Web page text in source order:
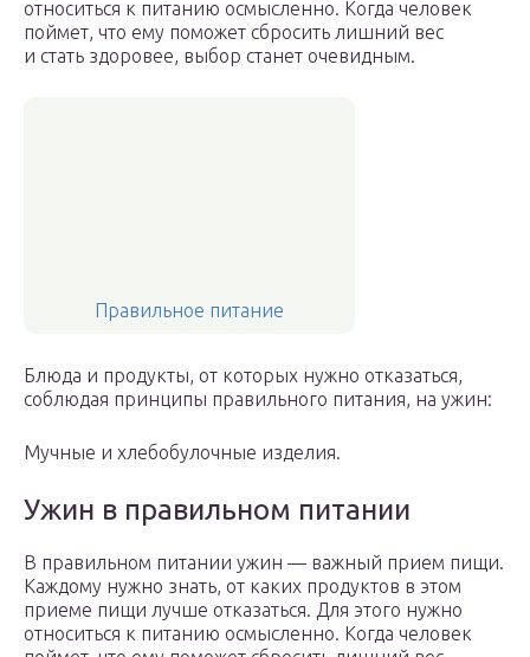
относиться к питанию осмысленно. Когда человек
поймет, что ему поможет сбросить лишний вес
и стать здоровее, выбор станет очевидным.
Правильное питание
Блюда и продукты, от которых нужно отказаться,
соблюдая принципы правильного питания, на ужин:
Мучные и хлебобулочные изделия.
Ужин в правильном питании
В правильном питании ужин — важный прием пищи.
Каждому нужно знать, от каких продуктов в этом
приеме пищи лучше отказаться. Для этого нужно
относиться к питанию осмысленно. Когда человек